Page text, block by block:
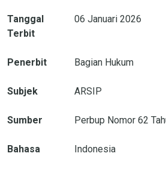
Tanggal
Terbit
06 Januari 2026
Penerbit Bagian Hukum
Subjek ARSIP
Sumber Perbup Nomor 62
Bahasa Indonesia